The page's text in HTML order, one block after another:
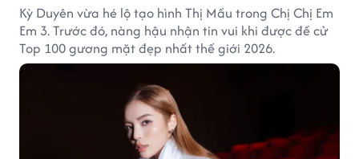
Kỳ Duyên vừa hé lộ tạo hình Thị Mầu trong Chị Chị Em
Em 3. Trước đó, nàng hậu nhận tin vui khi được đề cử
Top 100 gương mặt đẹp nhất thế giới 2026.